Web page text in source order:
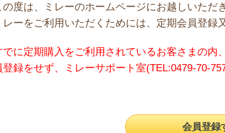
の度は、ミレーのホームページにお越しいただ
レーをご利用いただくためには、定期会員登録
でに定期購入をご利用されているお客さまの内
登録をせず、ミレーサポート室(TEL:0479-70-
会員登録